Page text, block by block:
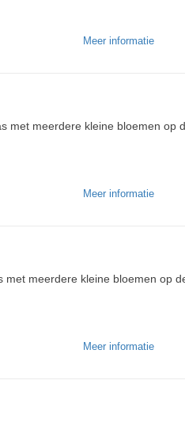
Meer informatie
met meerdere kleine bloemen op
Meer informatie
meerdere kleine bloemen op
Meer informatie